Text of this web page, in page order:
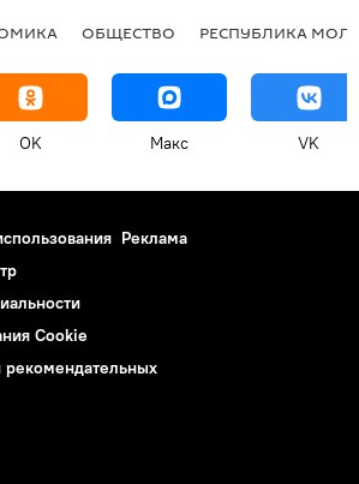
ОБЩЕСТВО РЕСПУБЛИКА
OK Макс VK
Реклама
Cookie